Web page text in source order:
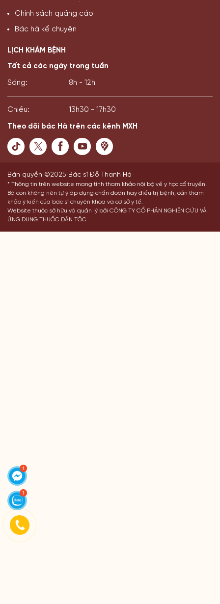
Chính sách quảng cáo
Bác hà kể chuyện
LỊCH KHÁM BỆNH
Tất cả các ngày trong tuần
Sáng: 8h - 12h
Chiều: 13h30 - 17h30
Theo dõi bác Hà trên các kênh MXH
Bản quyền ©2025 Bác sĩ Đỗ Thanh Hà
* Thông tin trên website mang tính tham khảo nội bộ về y học cổ truyền.
Bà con không nên tự ý áp dụng chẩn đoán hay điều trị bệnh, cần tham
khảo ý kiến của bác sĩ chuyên khoa và cơ sở y tế.
Website thuộc sở hữu và quản lý bởi CÔNG TY CỔ PHẦN NGHIÊN CỨU VÀ
ỨNG DỤNG THUỐC DÂN TỘC